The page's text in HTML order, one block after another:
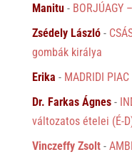
Manitu- BORJÚAGY
Zsédely László-
gombák királya
Erika - MADRIDI
Dr. Farkas Ágnes-
változatos ételei (É-
Vinczeffy Zsolt-